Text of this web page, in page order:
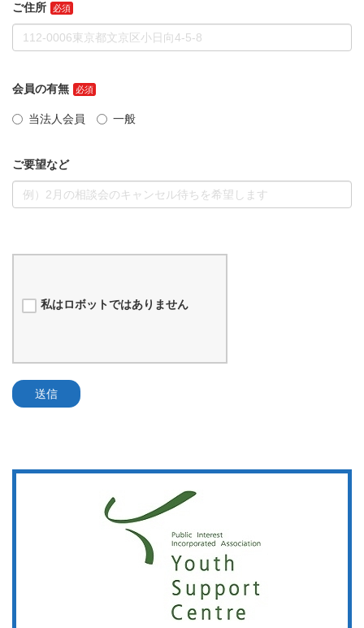
ご住所
会員の有無
当法人会員 一般
ご要望など
私はロボットではありません
送信